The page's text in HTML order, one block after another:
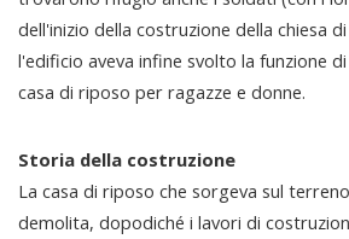
dell'inizio della costruzione della chiesa
l'edificio aveva infine svolto la funzione
casa di riposo per ragazze e donne.
Storia della costruzione
La casa di riposo che sorgeva sul
demolita, dopodiché i lavori di